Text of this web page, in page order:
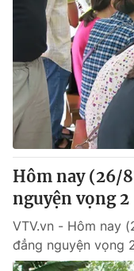
Hôm nay (26/
nguyện vọng 2
VTV.vn - Hôm nay
đẳng nguyện vọng